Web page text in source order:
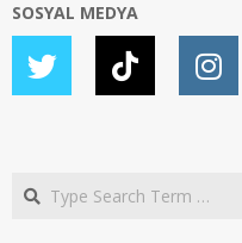
SOSYAL MEDYA
Search